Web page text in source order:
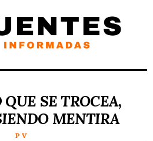
SE TROCEA,
MENTIRA
P V